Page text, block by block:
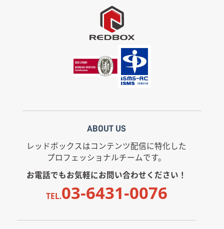
ABOUT US
レッドボックスはコンテンツ配信に特化した
プロフェッショナルチームです。
お電話でもお気軽にお問い合わせください！
TEL.03-6431-0076